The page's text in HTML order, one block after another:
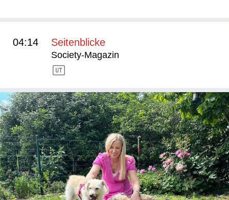
04:14 Seitenblicke
Society-Magazin